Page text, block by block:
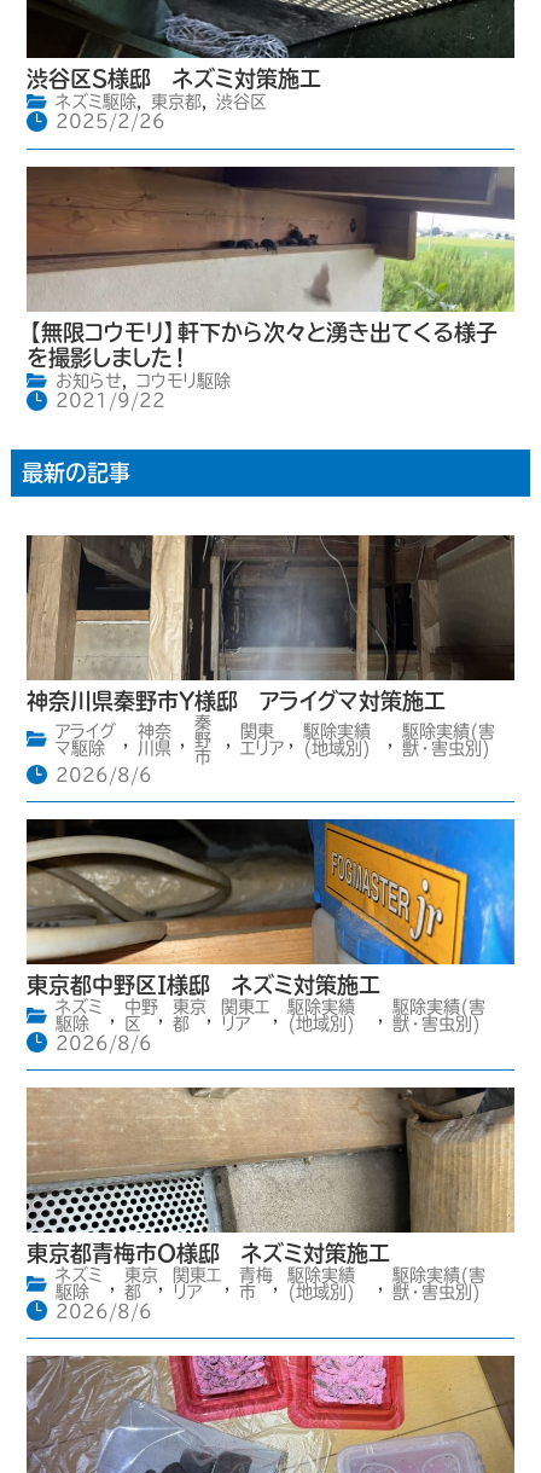
渋谷区S様邸 ネズミ対策施工
ネズミ駆除, 東京都,
渋谷区
2025/2/26
【無限コウモリ】軒下から次々と湧き出てくる様子
を撮影しました！
お知らせ,
コウモリ駆除
2021/9/22
最新の記事
神奈川県秦野市Y様邸 アライグマ対策施工
アライグ
マ駆除
神奈
川県
秦
野
市
関東
エリア
駆除実績
(地域別)
駆除実績(害
獣・害虫別)
2026/8/6
東京都中野区I様邸 ネズミ対策施工
ネズミ
駆除
,
中野
区
,
東京
都
,
関東エ
リア
,
駆除実績
(地域別)
,
駆除実績(害
獣・害虫別)
2026/8/6
東京都青梅市O様邸 ネズミ対策施工
ネズミ
駆除
,
東京
都
,
関東エ
リア
,
青梅
市
,
駆除実績
(地域別)
,
駆除実績(害
獣・害虫別)
2026/8/6